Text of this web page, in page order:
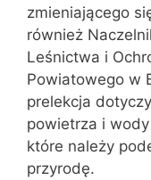
zmieniającego
również
Leśnictwa i
Powiatowego w
prelekcja
powietrza i
które należy
przyrodę.